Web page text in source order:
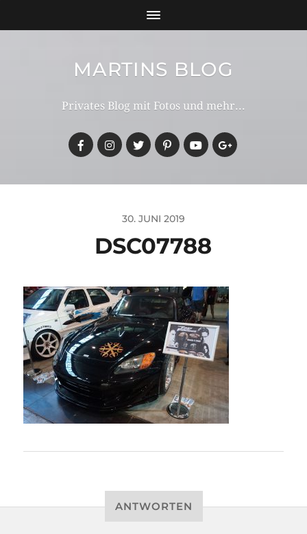
MARTINS BLOG
Privates Blog mit Fotos und mehr...
30. JUNI 2019
DSC07788
ANTWORTEN